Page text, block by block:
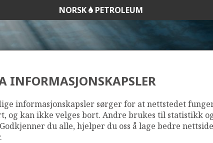
NORSK PETROLEUM
944
INFORMASJONSKAPSLER
informasjonskapsler sørger for at nettstedet
og kan ikke velges bort. Andre brukes til statistikk
du alle, hjelper du oss å lage bedre